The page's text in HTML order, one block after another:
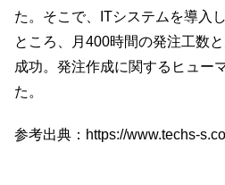
た。そこで、ITシステムを導入
ところ、月400時間の発注工数
成功。発注作成に関するヒュー
た。
参考出典： https://www.techs-